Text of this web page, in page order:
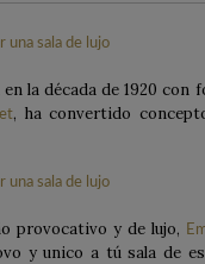
la década de 1920
, ha convertido
provocativo y de lujo,
y unico a tú sala de